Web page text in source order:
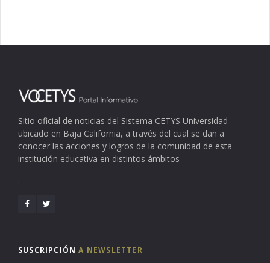
Sitio oficial de noticias del Sistema CETYS Universidad
ubicado en Baja California, a través del cual se dan a
conocer las acciones y logros de la comunidad de esta
institución educativa en distintos ámbitos
.
SUSCRIPCIÓNA NEWSLETTER